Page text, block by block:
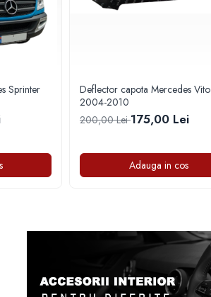
Sprinter
Deflector capota Mercedes Vito
2004-2010
200,00 Lei175,00 Lei
Adauga in cos